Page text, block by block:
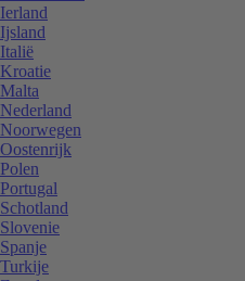
Ierland
Ijsland
Italië
Kroatie
Malta
Nederland
Noorwegen
Oostenrijk
Polen
Portugal
Schotland
Slovenie
Spanje
Turkije